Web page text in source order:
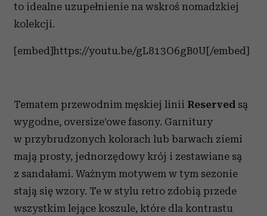
to idealne uzupełnienie na wskroś nomadzkiej
kolekcji.
[embed]https://youtu.be/gL813O6gB0U[/embed]
Tematem przewodnim męskiej linii Reserved są
wygodne, oversize’owe fasony. Garnitury
w przybrudzonych kolorach lub barwach ziemi
mają prosty, jednorzędowy krój i zestawiane są
z sandałami. Ważnym motywem w tym sezonie
stają się wzory. Te w stylu retro zdobią przede
wszystkim lejące koszule, które dla kontrastu